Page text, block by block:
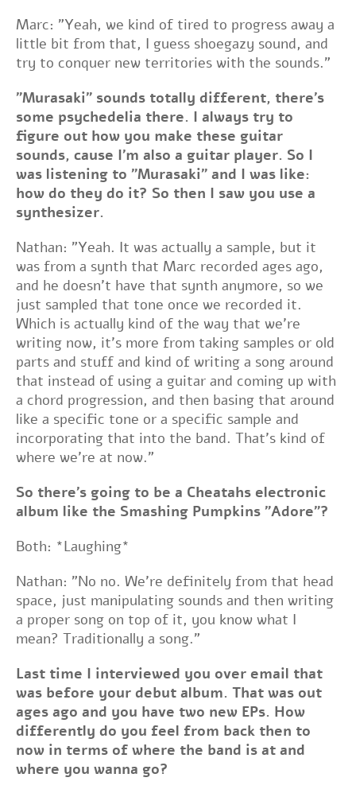
Marc: "Yeah, we kind of tired to progress away a
little bit from that, I guess shoegazy sound, and
try to conquer new territories with the sounds."
"Murasaki" sounds totally different, there's
some psychedelia there. I always try to
figure out how you make these guitar
sounds, cause I'm also a guitar player. So I
was listening to "Murasaki" and I was like:
how do they do it? So then I saw you use a
synthesizer.
Nathan: "Yeah. It was actually a sample, but it
was from a synth that Marc recorded ages ago,
and he doesn't have that synth anymore, so we
just sampled that tone once we recorded it.
Which is actually kind of the way that we're
writing now, it's more from taking samples or old
parts and stuff and kind of writing a song around
that instead of using a guitar and coming up with
a chord progression, and then basing that around
like a specific tone or a specific sample and
incorporating that into the band. That's kind of
where we're at now.”
So there's going to be a Cheatahs electronic
album like the Smashing Pumpkins "Adore"?
Both: *Laughing*
Nathan: "No no. We're definitely from that head
space, just manipulating sounds and then writing
a proper song on top of it, you know what I
mean? Traditionally a song."
Last time I interviewed you over email that
was before your debut album. That was out
ages ago and you have two new EPs. How
differently do you feel from back then to
now in terms of where the band is at and
where you wanna go?